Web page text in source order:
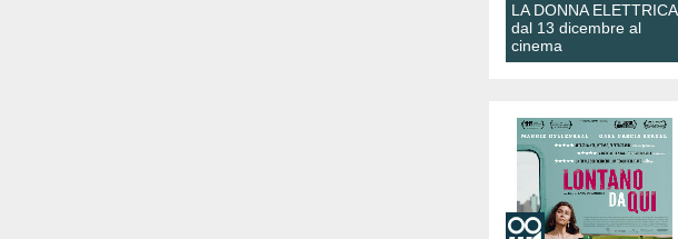
LA DONNA ELETTRICA
dal 13 dicembre al
cinema